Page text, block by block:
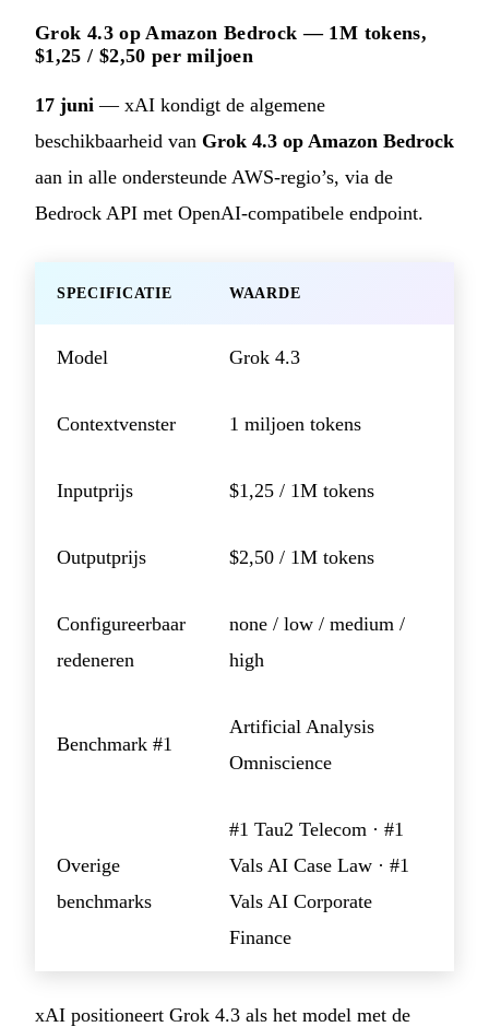
Grok 4.3 op Amazon Bedrock — 1M tokens,
$1,25 / $2,50 per miljoen
17 juni — xAI kondigt de algemene
beschikbaarheid van Grok 4.3 op Amazon Bedrock
aan in alle ondersteunde AWS-regio’s, via de
Bedrock API met OpenAI-compatibele endpoint.
SPECIFICATIE WAARDE
Model Grok 4.3
Contextvenster 1 miljoen tokens
Inputprijs $1,25 / 1M tokens
Outputprijs $2,50 / 1M tokens
Configureerbaar
redeneren
none / low / medium /
high
Benchmark #1
Artificial Analysis
Omniscience
Overige
benchmarks
#1 Tau2 Telecom · #1
Vals AI Case Law · #1
Vals AI Corporate
Finance
xAI positioneert Grok 4.3 als het model met de